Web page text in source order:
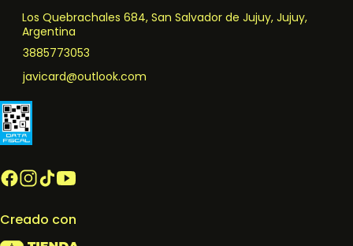
Los Quebrachales 684, San Salvador de Jujuy, Jujuy,
Argentina
3885773053
javicard@outlook.com
Creado con